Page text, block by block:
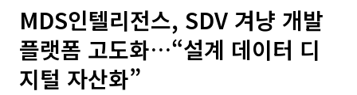
MDS인텔리전스, SDV 겨냥 개발
플랫폼 고도화…“설계 데이터 디
지털 자산화”